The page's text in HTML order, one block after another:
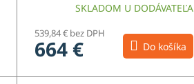
SKLADOM U DODÁVATEĽA
539,84 € bez DPH
664 € Do košíka